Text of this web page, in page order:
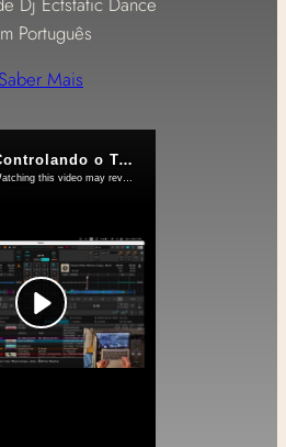
Português
Saber Mais